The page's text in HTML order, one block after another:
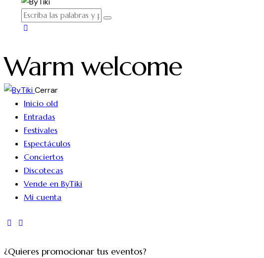
Warm welcome
Cerrar
Inicio old
Entradas
Festivales
Espectáculos
Conciertos
Discotecas
Vende en ByTiki
Mi cuenta
instagram
tik-
¿Quieres promocionar tus eventos?